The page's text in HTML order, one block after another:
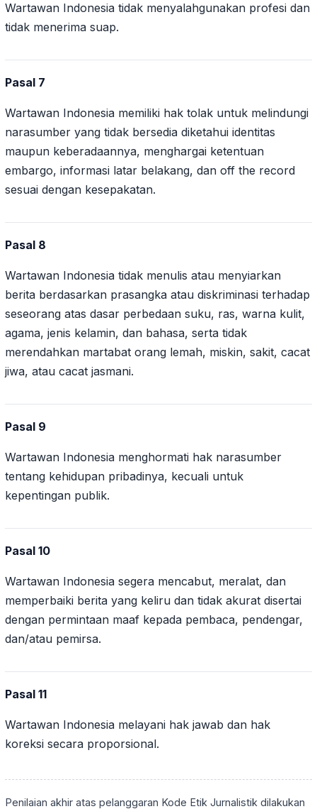
Wartawan Indonesia tidak menyalahgunakan profesi dan
tidak menerima suap.
Pasal 7
Wartawan Indonesia memiliki hak tolak untuk melindungi
narasumber yang tidak bersedia diketahui identitas
maupun keberadaannya, menghargai ketentuan
embargo, informasi latar belakang, dan off the record
sesuai dengan kesepakatan.
Pasal 8
Wartawan Indonesia tidak menulis atau menyiarkan
berita berdasarkan prasangka atau diskriminasi terhadap
seseorang atas dasar perbedaan suku, ras, warna kulit,
agama, jenis kelamin, dan bahasa, serta tidak
merendahkan martabat orang lemah, miskin, sakit, cacat
jiwa, atau cacat jasmani.
Pasal 9
Wartawan Indonesia menghormati hak narasumber
tentang kehidupan pribadinya, kecuali untuk
kepentingan publik.
Pasal 10
Wartawan Indonesia segera mencabut, meralat, dan
memperbaiki berita yang keliru dan tidak akurat disertai
dengan permintaan maaf kepada pembaca, pendengar,
dan/atau pemirsa.
Pasal 11
Wartawan Indonesia melayani hak jawab dan hak
koreksi secara proporsional.
Penilaian akhir atas pelanggaran Kode Etik Jurnalistik dilakukan